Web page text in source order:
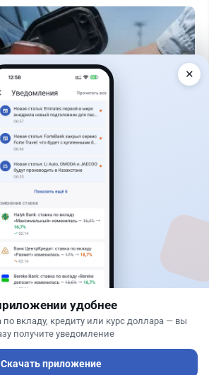
4 августа 2026 г., 10:17
изменят: иностранцам
✕
удобнее
вкладу, кредиту или курс доллара — вы
получите уведомление
Скачать приложение